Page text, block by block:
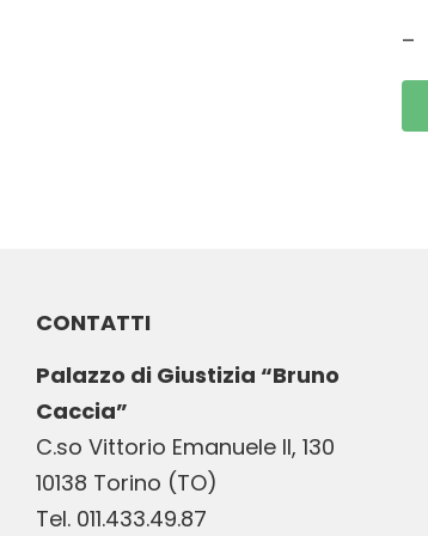
–
CONTATTI
Palazzo di Giustizia “Bruno
Caccia”
C.so Vittorio Emanuele II, 130
10138 Torino (TO)
Tel. 011.433.49.87